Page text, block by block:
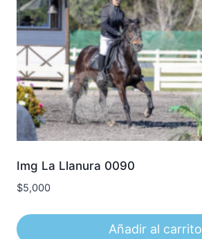
Img La Llanura 0090
$5,000
Añadir al carrito